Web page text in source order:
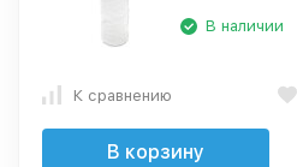
В наличии
К сравнению
В корзину